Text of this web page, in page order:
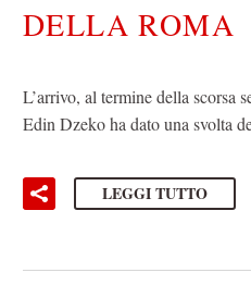
DELLA ROMA
L’arrivo, al termine della scorsa
Edin Dzeko ha dato una svolta
LEGGI TUTTO